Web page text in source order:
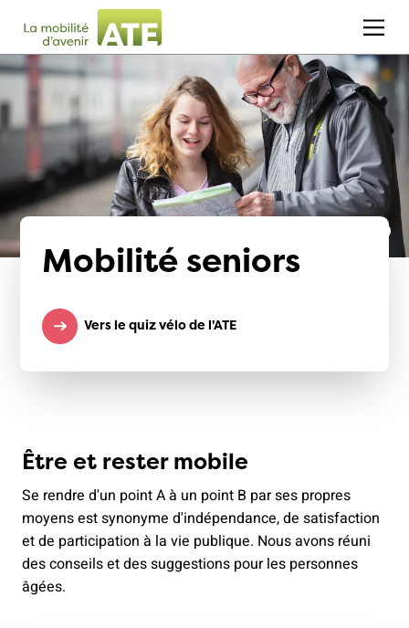
Mobilité seniors
Vers le quiz vélo de l'ATE
Être et rester mobile
Se rendre d'un point A à un point B par ses propres
moyens est synonyme d'indépendance, de satisfaction
et de participation à la vie publique. Nous avons réuni
des conseils et des suggestions pour les personnes
âgées.